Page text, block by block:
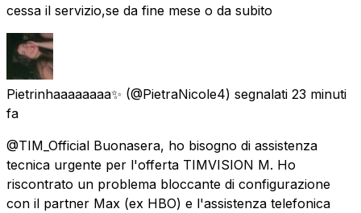
cessa il servizio,se da fine mese o da subito
Pietrinhaaaaaaaa✨ (@PietraNicole4) segnalati 23 minuti
fa
@TIM_Official Buonasera, ho bisogno di assistenza
tecnica urgente per l'offerta TIMVISION M. Ho
riscontrato un problema bloccante di configurazione
con il partner Max (ex HBO) e l'assistenza telefonica